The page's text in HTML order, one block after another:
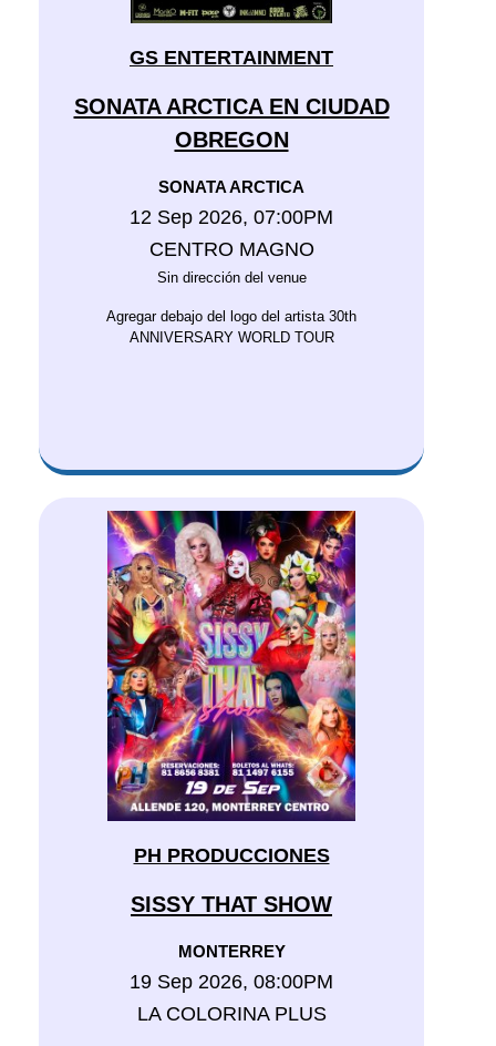
GS ENTERTAINMENT
SONATA ARCTICA EN CIUDAD
OBREGON
SONATA ARCTICA
12 Sep 2026, 07:00PM
CENTRO MAGNO
Sin dirección del venue
Agregar debajo del logo del artista 30th
ANNIVERSARY WORLD TOUR
PH PRODUCCIONES
SISSY THAT SHOW
MONTERREY
19 Sep 2026, 08:00PM
LA COLORINA PLUS